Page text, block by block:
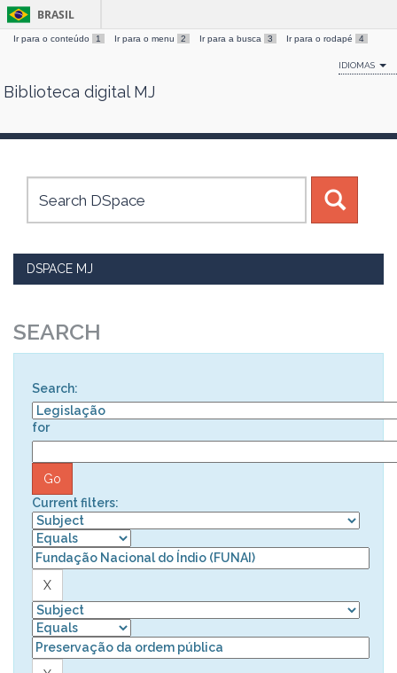
Skip
BRASIL
Ir para o conteúdo 1 Ir para o menu 2 Ir para a busca 3 Ir para o rodapé 4
IDIOMAS
Biblioteca digital MJ
DSPACE MJ
SEARCH
Search:
for
Current filters: